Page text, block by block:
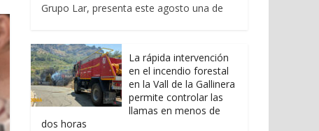
Grupo Lar, presenta este agosto una de
La rápida intervención
en el incendio forestal
en la Vall de la Gallinera
permite controlar las
llamas en menos de
dos horas